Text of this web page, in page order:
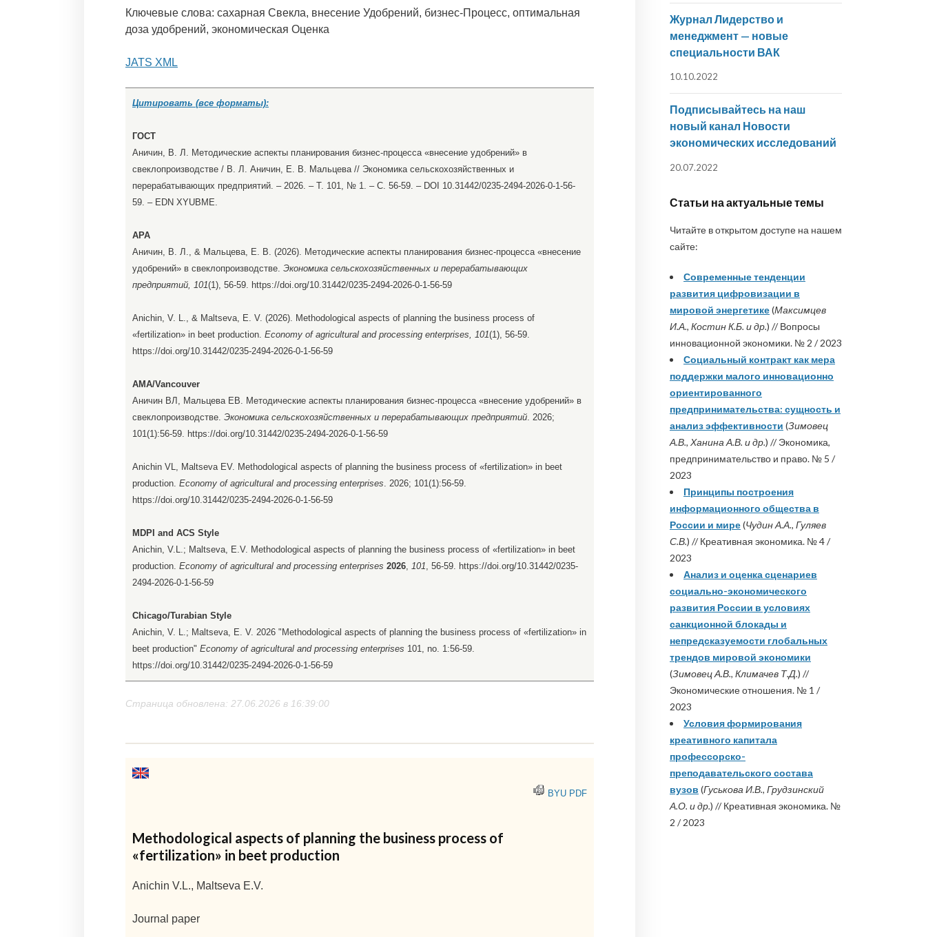
Ключевые слова: сахарная Свекла, внесение Удобрений, бизнес-Процесс, оптимальная
доза удобрений, экономическая Оценка
JATS XML
Цитировать (все форматы):
ГОСТ
Аничин, В. Л. Методические аспекты планирования бизнес-процесса «внесение удобрений» в
свеклопроизводстве / В. Л. Аничин, Е. В. Мальцева // Экономика сельскохозяйственных и
перерабатывающих предприятий. – 2026. – Т. 101, № 1. – С. 56-59. – DOI 10.31442/0235-2494-2026-0-1-56-
59. – EDN XYUBME.
APA
Аничин, В. Л., & Мальцева, Е. В. (2026). Методические аспекты планирования бизнес-процесса «внесение
удобрений» в свеклопроизводстве. Экономика сельскохозяйственных и перерабатывающих
предприятий, 101(1), 56-59. https://doi.org/10.31442/0235-2494-2026-0-1-56-59
Anichin, V. L., & Maltseva, E. V. (2026). Methodological aspects of planning the business process of
«fertilization» in beet production. Economy of agricultural and processing enterprises, 101(1), 56-59.
https://doi.org/10.31442/0235-2494-2026-0-1-56-59
AMA/Vancouver
Аничин ВЛ, Мальцева ЕВ. Методические аспекты планирования бизнес-процесса «внесение удобрений» в
свеклопроизводстве. Экономика сельскохозяйственных и перерабатывающих предприятий. 2026;
101(1):56-59. https://doi.org/10.31442/0235-2494-2026-0-1-56-59
Anichin VL, Maltseva EV. Methodological aspects of planning the business process of «fertilization» in beet
production. Economy of agricultural and processing enterprises. 2026; 101(1):56-59.
https://doi.org/10.31442/0235-2494-2026-0-1-56-59
MDPI and ACS Style
Anichin, V.L.; Maltseva, E.V. Methodological aspects of planning the business process of «fertilization» in beet
production. Economy of agricultural and processing enterprises 2026, 101, 56-59. https://doi.org/10.31442/0235-
2494-2026-0-1-56-59
Chicago/Turabian Style
Anichin, V. L.; Maltseva, E. V. 2026 "Methodological aspects of planning the business process of «fertilization» in
beet production" Economy of agricultural and processing enterprises 101, no. 1:56-59.
https://doi.org/10.31442/0235-2494-2026-0-1-56-59
Страница обновлена: 27.06.2026 в 16:39:00
BYU PDF
Methodological aspects of planning the business process of
«fertilization» in beet production
Anichin V.L., Maltseva E.V.
Journal paper
Журнал Лидерство и
менеджмент — новые
специальности ВАК
10.10.2022
Подписывайтесь на наш
новый канал Новости
экономических исследований
20.07.2022
Статьи на актуальные темы
Читайте в открытом доступе на нашем
сайте:
Современные тенденции
развития цифровизации в
мировой энергетике(Максимцев
И.А., Костин К.Б. и др.) // Вопросы
инновационной экономики. № 2 / 2023
Социальный контракт как мера
поддержки малого инновационно
ориентированного
предпринимательства: сущность и
анализ эффективности (Зимовец
А.В., Ханина А.В. и др.) // Экономика,
предпринимательство и право. № 5 /
2023
Принципы построения
информационного общества в
России и мире(Чудин А.А., Гуляев
С.В.) // Креативная экономика. № 4 /
2023
Анализ и оценка сценариев
социально-экономического
развития России в условиях
санкционной блокады и
непредсказуемости глобальных
трендов мировой экономики
(Зимовец А.В., Климачев Т.Д.) //
Экономические отношения. № 1 /
2023
Условия формирования
креативного капитала
профессорско-
преподавательского состава
вузов (Гуськова И.В., Грудзинский
А.О. и др.) // Креативная экономика. №
2 / 2023